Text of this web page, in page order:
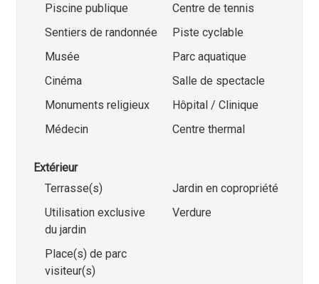
Piscine publique
Centre de tennis
Sentiers de randonnée
Piste cyclable
Musée
Parc aquatique
Cinéma
Salle de spectacle
Monuments religieux
Hôpital / Clinique
Médecin
Centre thermal
Extérieur
Terrasse(s)
Jardin en copropriété
Utilisation exclusive
du jardin
Verdure
Place(s) de parc
visiteur(s)